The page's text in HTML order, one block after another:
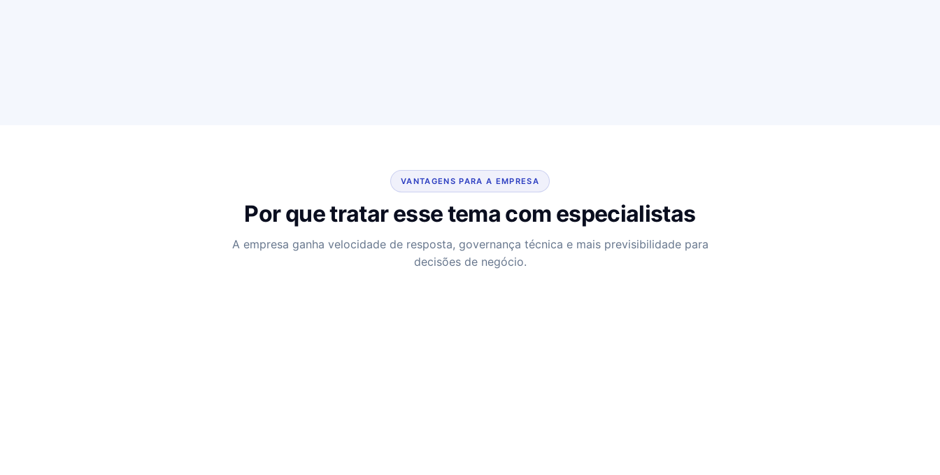
VANTAGENS PARA A EMPRESA
Por que tratar esse tema com especialistas
A empresa ganha velocidade de resposta, governança técnica e mais previsibilidade para
decisões de negócio.